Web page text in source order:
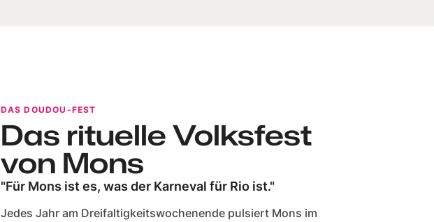
DAS DOUDOU-FEST
Das rituelle Volksfest
von Mons
"Für Mons ist es, was der Karneval für Rio ist."
Jedes Jahr am Dreifaltigkeitswochenende pulsiert Mons im